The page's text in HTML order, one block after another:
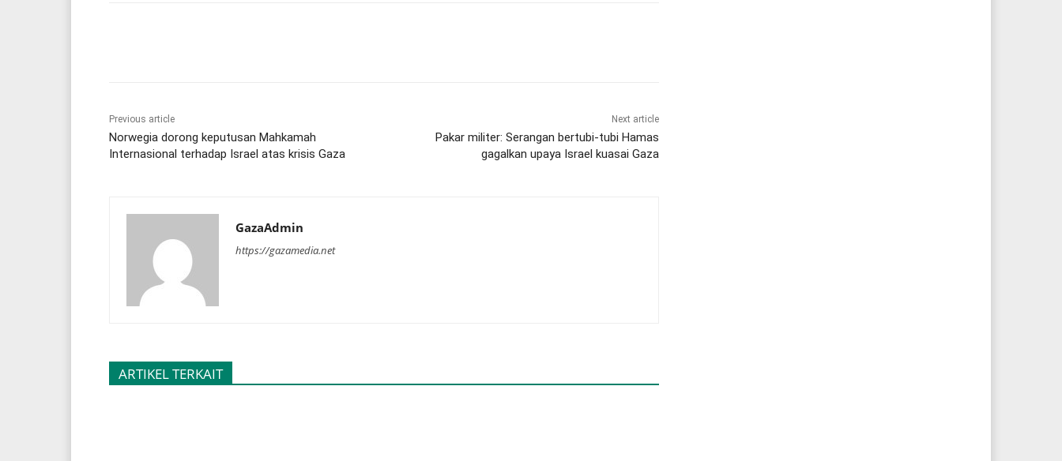
Previous article
Norwegia dorong keputusan Mahkamah
Internasional terhadap Israel atas krisis Gaza
Next article
Pakar militer: Serangan bertubi-tubi Hamas
gagalkan upaya Israel kuasai Gaza
GazaAdmin
https://gazamedia.net
ARTIKEL TERKAIT